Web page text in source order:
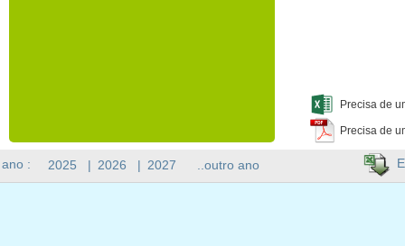
Precisa de
Precisa de
: 2025 | 2026 | 2027 ..outro ano